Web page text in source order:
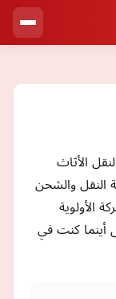
الأثاث
النقل والشحن
الأولوية
أينما كنت في